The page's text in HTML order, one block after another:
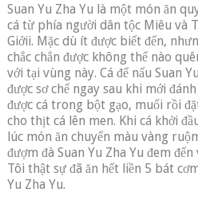
Suan Yu Zha Yu là một món ăn
cá từ phía người dân tộc Miêu và
Giớii. Mặc dù ít được biết đến,
chắc chắn được không thể nào
với tại vùng này. Cá để nấu Suan
được sơ chế ngay sau khi mới
được cá trong bột gạo, muối rồi
cho thịt cá lên men. Khi cá khởi
lúc món ăn chuyển màu vàng
đượm đà Suan Yu Zha Yu đem
Tôi thật sự đã ăn hết liền 5 bát
Yu Zha Yu.